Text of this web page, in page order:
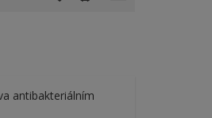
antibakteriálním